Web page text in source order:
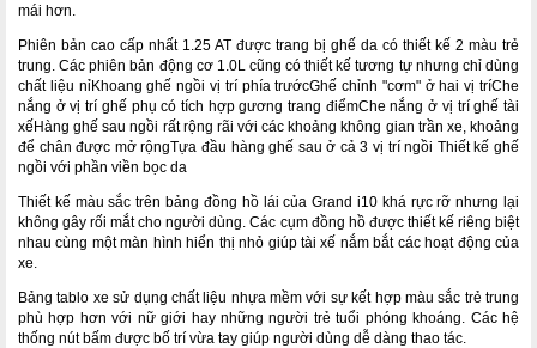
mái hơn.
Phiên bản cao cấp nhất 1.25 AT được trang bị ghế da có thiết kế 2 màu trẻ
trung. Các phiên bản động cơ 1.0L cũng có thiết kế tương tự nhưng chỉ dùng
chất liệu nỉKhoang ghế ngồi vị trí phía trướcGhế chỉnh "cơm" ở hai vị tríChe
nắng ở vị trí ghế phụ có tích hợp gương trang điểmChe nắng ở vị trí ghế tài
xếHàng ghế sau ngồi rất rộng rãi với các khoảng không gian trần xe, khoảng
để chân được mở rộngTựa đầu hàng ghế sau ở cả 3 vị trí ngồi Thiết kế ghế
ngồi với phần viền bọc da
Thiết kế màu sắc trên bảng đồng hồ lái của Grand i10 khá rực rỡ nhưng lại
không gây rối mắt cho người dùng. Các cụm đồng hồ được thiết kế riêng biệt
nhau cùng một màn hình hiển thị nhỏ giúp tài xế nắm bắt các hoạt động của
xe.
Bảng tablo xe sử dụng chất liệu nhựa mềm với sự kết hợp màu sắc trẻ trung
phù hợp hơn với nữ giới hay những người trẻ tuổi phóng khoáng. Các hệ
thống nút bấm được bố trí vừa tay giúp người dùng dễ dàng thao tác.